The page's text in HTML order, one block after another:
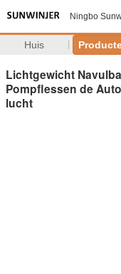
Ningbo
Huis
Lichtgewicht
Pompflessen de
lucht